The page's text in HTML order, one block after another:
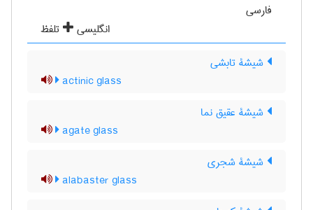
فارسی
انگلیسی
تلفظ
شیشۀ تابشی
actinic glass
شیشۀ عقیق نما
agate glass
شیشۀ شجری
alabaster glass